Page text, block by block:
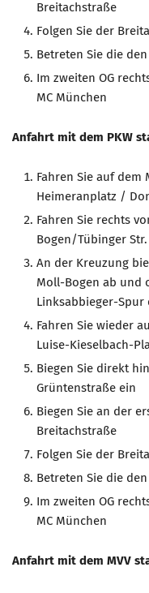
Breitachstraße
Folgen Sie der
Betreten Sie die
Im zweiten OG
MC München
Anfahrt mit dem PKW
Fahren Sie auf dem
Heimeranplatz /
Fahren Sie rechts
Bogen/Tübinger Str.
An der Kreuzung
Moll-Bogen ab und
Linksabbieger-Spur
Fahren Sie wieder
Luise-Kieselbach-
Biegen Sie direkt
Grüntenstraße ein
Biegen Sie an der
Breitachstraße
Folgen Sie der
Betreten Sie die
Im zweiten OG
MC München
Anfahrt mit dem MVV